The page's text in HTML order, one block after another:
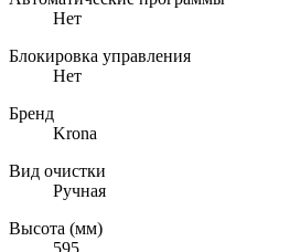
Нет
Блокировка управления
Нет
Бренд
Krona
Вид очистки
Ручная
Высота (мм)
595